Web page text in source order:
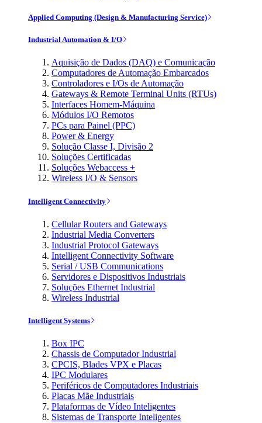
Applied Computing (Design & Manufacturing Service)
Industrial Automation & I/O
Aquisição de Dados (DAQ) e Comunicação
Computadores de Automação Embarcados
Controladores e I/Os de Automação
Gateways & Remote Terminal Units (RTUs)
Interfaces Homem-Máquina
Módulos I/O Remotos
PCs para Painel (PPC)
Power & Energy
Solução Classe I, Divisão 2
Soluções Certificadas
Soluções Webaccess +
Wireless I/O & Sensors
Intelligent Connectivity
Cellular Routers and Gateways
Industrial Media Converters
Industrial Protocol Gateways
Intelligent Connectivity Software
Serial / USB Communications
Servidores e Dispositivos Industriais
Soluções Ethernet Industrial
Wireless Industrial
Intelligent Systems
Box IPC
Chassis de Computador Industrial
CPCIS, Blades VPX e Placas
IPC Modulares
Periféricos de Computadores Industriais
Placas Mãe Industriais
Plataformas de Vídeo Inteligentes
Sistemas de Transporte Inteligentes